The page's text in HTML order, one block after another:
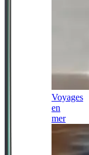
Voyages
en
mer